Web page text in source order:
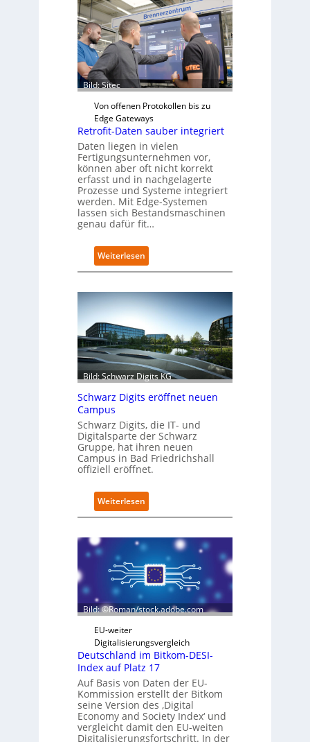
Bild: Sitec
Von offenen Protokollen bis zu
Edge Gateways
Retrofit-Daten sauber integriert
Daten liegen in vielen
Fertigungsunternehmen vor,
können aber oft nicht korrekt
erfasst und in nachgelagerte
Prozesse und Systeme integriert
werden. Mit Edge-Systemen
lassen sich Bestandsmaschinen
genau dafür fit…
Weiterlesen:
R
t
r
o
f
i
t
-
D
t
n
s
a
u
e
r
i
t
g
r
e
r
Bild: Schwarz Digits KG
Schwarz Digits eröffnet neuen
Campus
Schwarz Digits, die IT- und
Digitalsparte der Schwarz
Gruppe, hat ihren neuen
Campus in Bad Friedrichshall
offiziell eröffnet.
Weiterlesen:
S
h
w
a
r
z
i
t
s
e
r
ö
f
f
n
Bild: ©Roman/stock.adobe.com
EU-weiter
Digitalisierungsvergleich
Deutschland im Bitkom-DESI-
Index auf Platz 17
Auf Basis von Daten der EU-
Kommission erstellt der Bitkom
seine Version des ‚Digital
Economy and Society Index‘ und
vergleicht damit den EU-weiten
Digitalisierungsfortschritt. In der